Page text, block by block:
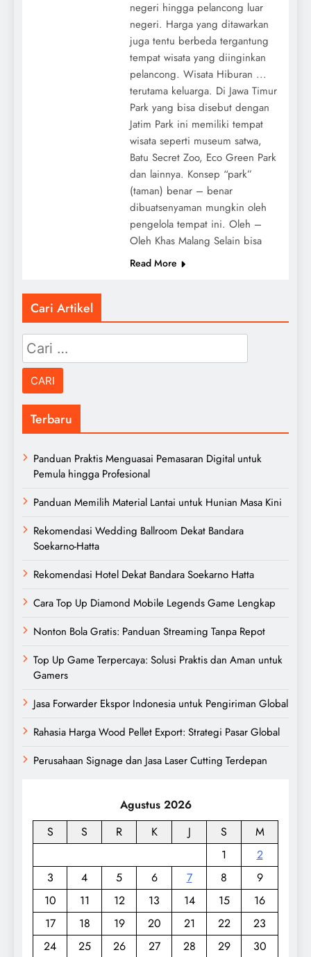
negeri hingga pelancong luar
negeri. Harga yang ditawarkan
juga tentu berbeda tergantung
tempat wisata yang diinginkan
pelancong. Wisata Hiburan ...
terutama keluarga. Di Jawa Timur
Park yang bisa disebut dengan
Jatim Park ini memiliki tempat
wisata seperti museum satwa,
Batu Secret Zoo, Eco Green Park
dan lainnya. Konsep “park”
(taman) benar – benar
dibuatsenyaman mungkin oleh
pengelola tempat ini. Oleh –
Oleh Khas Malang Selain bisa
Read More
Cari Artikel
Cari
untuk:
Terbaru
Panduan Praktis Menguasai Pemasaran Digital untuk
Pemula hingga Profesional
Panduan Memilih Material Lantai untuk Hunian Masa Kini
Rekomendasi Wedding Ballroom Dekat Bandara
Soekarno-Hatta
Rekomendasi Hotel Dekat Bandara Soekarno Hatta
Cara Top Up Diamond Mobile Legends Game Lengkap
Nonton Bola Gratis: Panduan Streaming Tanpa Repot
Top Up Game Terpercaya: Solusi Praktis dan Aman untuk
Gamers
Jasa Forwarder Ekspor Indonesia untuk Pengiriman Global
Rahasia Harga Wood Pellet Export: Strategi Pasar Global
Perusahaan Signage dan Jasa Laser Cutting Terdepan
Agustus 2026
S
S R K J S
M
1
2
3
4 5 6 7 8
9
10
11 12 13 14 15
16
17
18 19 20 21 22
23
24
25 26 27 28 29 30